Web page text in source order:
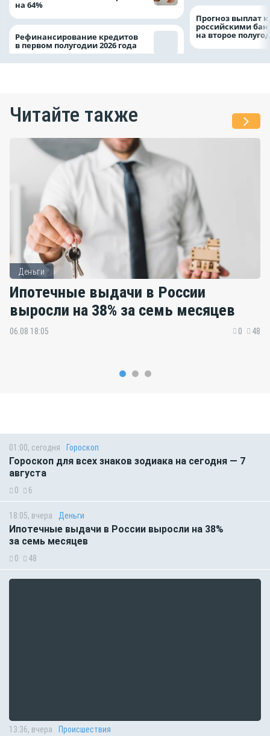
на 64%
Рефинансирование кредитов
в первом полугодии 2026 года
Прогноз выплат
российскими
на второе
Читайте также
Деньги
Ипотечные выдачи в России
выросли на 38% за семь месяцев
06.08 18:05 0 48
01:00, сегодня Гороскоп
Гороскоп для всех знаков зодиака на сегодня — 7
августа
0 6
18:05, вчера Деньги
Ипотечные выдачи в России выросли на 38%
за семь месяцев
0 48
13:36, вчера Происшествия